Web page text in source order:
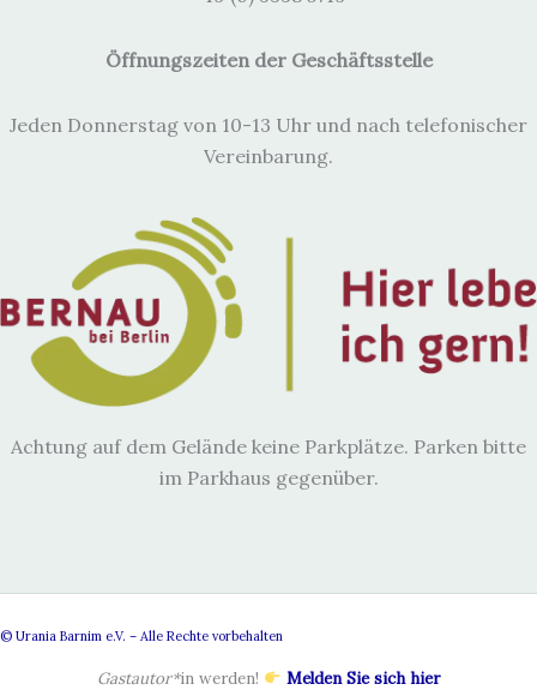
Öffnungszeiten der Geschäftsstelle
Jeden Donnerstag von 10-13 Uhr und nach telefonischer
Vereinbarung.
Achtung auf dem Gelände keine Parkplätze. Parken bitte
im Parkhaus gegenüber.
© Urania Barnim e.V. – Alle Rechte vorbehalten
Gastautor*in werden! Melden Sie sich hier